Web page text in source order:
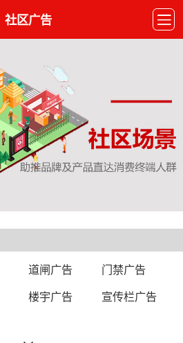
社区广告
道闸广告
门禁广告
楼宇广告
宣传栏广告